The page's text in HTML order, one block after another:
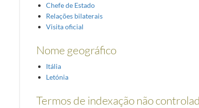
Chefe de Estado
Relações bilaterais
Visita oficial
Nome geográfico
Itália
Letónia
Termos de indexação não